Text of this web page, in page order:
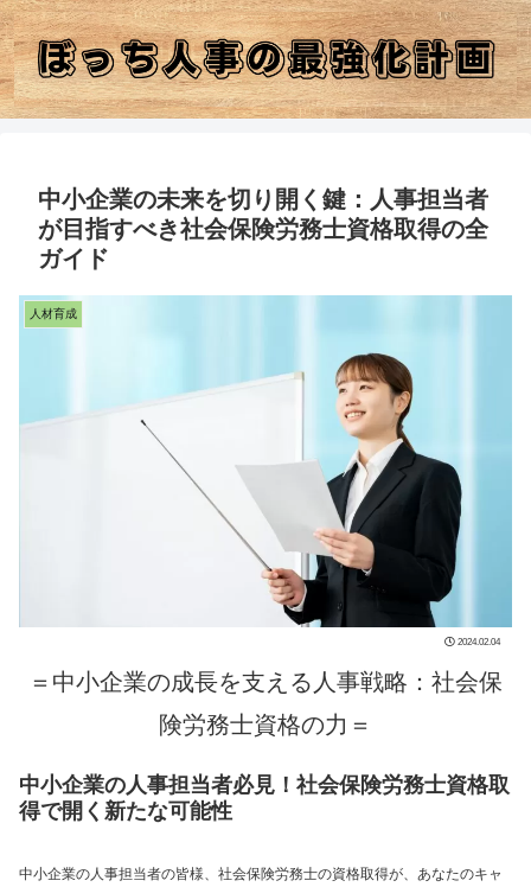
中小企業の未来を切り開く鍵：人事担当者
が目指すべき社会保険労務士資格取得の全
ガイド
人材育成
2024.02.04
＝中小企業の成長を支える人事戦略：社会保
険労務士資格の力＝
中小企業の人事担当者必見！社会保険労務士資格取
得で開く新たな可能性
中小企業の人事担当者の皆様、社会保険労務士の資格取得が、あなたのキャ